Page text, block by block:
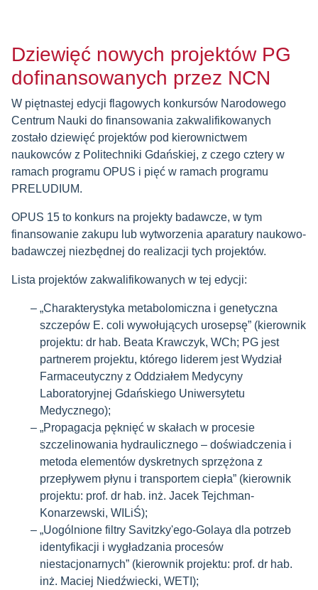
Dziewięć nowych projektów PG
dofinansowanych przez NCN
W piętnastej edycji flagowych konkursów Narodowego
Centrum Nauki do finansowania zakwalifikowanych
zostało dziewięć projektów pod kierownictwem
naukowców z Politechniki Gdańskiej, z czego cztery w
ramach programu OPUS i pięć w ramach programu
PRELUDIUM.
OPUS 15 to konkurs na projekty badawcze, w tym
finansowanie zakupu lub wytworzenia aparatury naukowo-
badawczej niezbędnej do realizacji tych projektów.
Lista projektów zakwalifikowanych w tej edycji:
„Charakterystyka metabolomiczna i genetyczna
szczepów E. coli wywołujących urosepsę” (kierownik
projektu: dr hab. Beata Krawczyk, WCh; PG jest
partnerem projektu, którego liderem jest Wydział
Farmaceutyczny z Oddziałem Medycyny
Laboratoryjnej Gdańskiego Uniwersytetu
Medycznego);
„Propagacja pęknięć w skałach w procesie
szczelinowania hydraulicznego – doświadczenia i
metoda elementów dyskretnych sprzężona z
przepływem płynu i transportem ciepła” (kierownik
projektu: prof. dr hab. inż. Jacek Tejchman-
Konarzewski, WILiŚ);
„Uogólnione filtry Savitzky'ego-Golaya dla potrzeb
identyfikacji i wygładzania procesów
niestacjonarnych” (kierownik projektu: prof. dr hab.
inż. Maciej Niedźwiecki, WETI);